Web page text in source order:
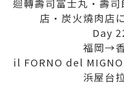
迴轉壽司富士丸•壽
店•炭火燒肉店
Day
福岡→
il FORNO del
浜屋台